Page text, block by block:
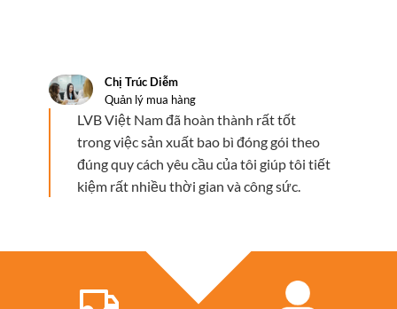
Chị Trúc Diễm
Quản lý mua hàng
LVB Việt Nam đã hoàn thành rất tốt
trong việc sản xuất bao bì đóng gói theo
đúng quy cách yêu cầu của tôi giúp tôi tiết
kiệm rất nhiều thời gian và công sức.